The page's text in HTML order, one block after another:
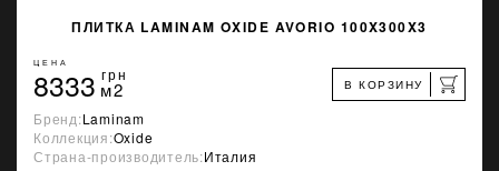
ПЛИТКА LAMINAM OXIDE AVORIO 100X300X3
ЦЕНА
8333 грн
м2 В КОРЗИНУ
Бренд:Laminam
Коллекция:Oxide
Страна-производитель:Италия